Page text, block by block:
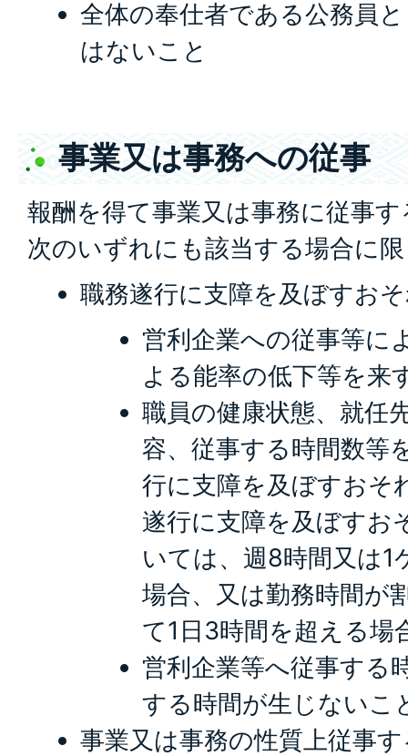
全体の奉仕者である公務員
はないこと
事業又は事務への従事
報酬を得て事業又は事務に従事
次のいずれにも該当する場合に
職務遂行に支障を及ぼすお
営利企業への従事等に
よる能率の低下等を来
職員の健康状態、就任
容、従事する時間数等
行に支障を及ぼすおそ
遂行に支障を及ぼすお
いては、週8時間又は
場合、又は勤務時間が
て1日3時間を超える場
営利企業等へ従事する
する時間が生じないこ
事業又は事務の性質上従事